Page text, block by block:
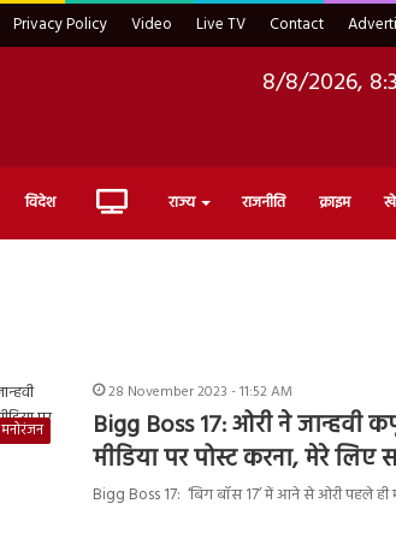
Privacy Policy Video Live TV Contact
8/8/2026,
विदेश Live राज्य राजनीति क्राइम
मनोरंजन
28 November 2023 - 11:52 AM
Bigg Boss 17: ओरी ने जान्हवी
मीडिया पर पोस्ट करना, मेरे लिए
Bigg Boss 17: ‘बिग बॉस 17’ में आने से ओरी पहले